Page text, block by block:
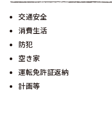
交通安全
消費生活
防犯
空き家
運転免許証返納
計画等